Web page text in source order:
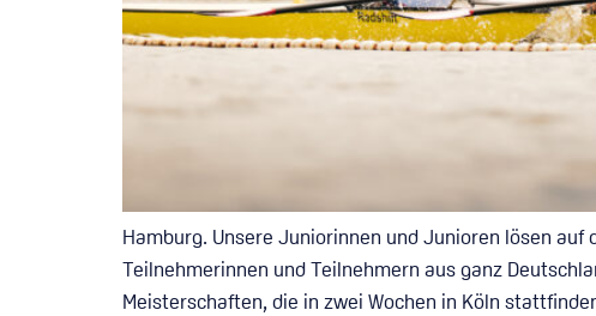
Hamburg. Unsere Juniorinnen und Junioren lösen
Teilnehmerinnen und Teilnehmern aus ganz
Meisterschaften, die in zwei Wochen in Köln